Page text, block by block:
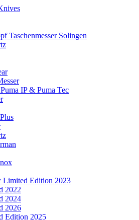
Taschenmesser Solingen
IP & Puma Tec
Limited Edition 2023
2022
2024
2026
Edition 2025